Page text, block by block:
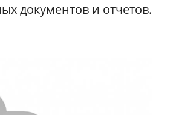
документов и отчетов.